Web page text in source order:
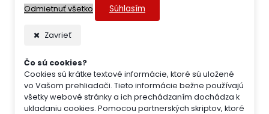
Odmietnuť všetko
Súhlasím
Zavrieť
Čo sú cookies?
Cookies sú krátke textové informácie, ktoré sú uložené
vo Vašom prehliadači. Tieto informácie bežne používajú
všetky webové stránky a ich prechádzaním dochádza k
ukladaniu cookies. Pomocou partnerských skriptov, ktoré